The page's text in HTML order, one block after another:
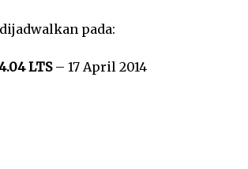
pada:
LTS– 17 April 2014